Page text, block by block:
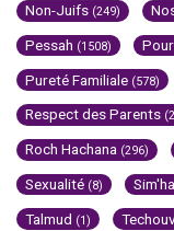
Non-Juifs (249)
Pessah (1508)
Pureté Familiale (578)
Respect des Parents
Roch Hachana (296)
Sexualité (8)
Talmud (1)